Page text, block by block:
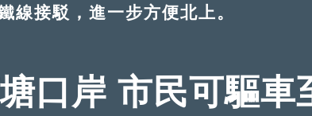
線接駁，進一步方便北上。
口岸 市民可驅車